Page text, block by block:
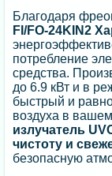
Благодаря
FI/FO-24KIN2
потребление
средства.
до 6.9 кВт и в
быстрый и
воздуха в
излучатель
чистоту и
безопасную